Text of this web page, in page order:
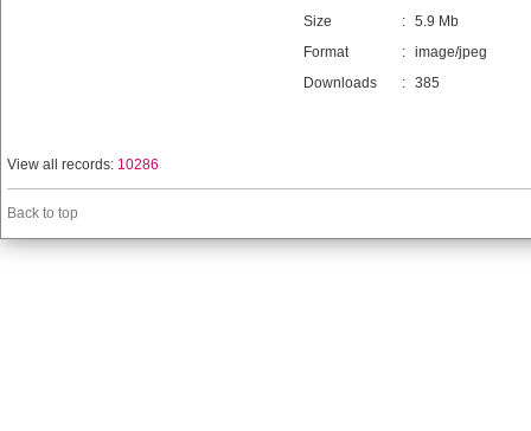
Size
: 5.9 Mb
Format
: image/jpeg
Downloads
: 385
View all records: 10286
Back to top